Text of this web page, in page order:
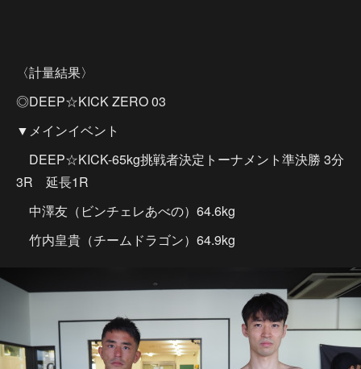
〈計量結果〉
◎DEEP☆KICK ZERO 03
▼メインイベント
DEEP☆KICK-65kg挑戦者決定トーナメント準決勝 3分
3R 延長1R
中澤友（ビンチェレあべの）64.6kg
竹内皇貴（チームドラゴン）64.9kg